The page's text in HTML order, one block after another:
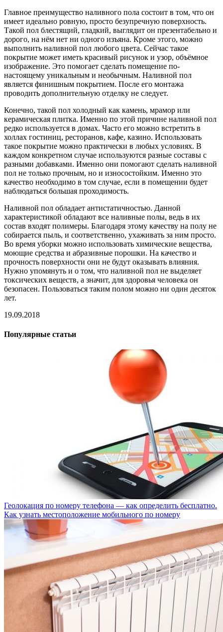
Главное преимущество наливного пола состоит в том, что он
имеет идеально ровную, просто безупречную поверхность.
Такой пол блестящий, гладкий, выглядит он презентабельно и
дорого, на нём нет ни одного изъяна. Кроме этого, можно
выполнить наливной пол любого цвета. Сейчас такое
покрытие может иметь красивый рисунок и узор, объёмное
изображение. Это помогает сделать помещение по-
настоящему уникальным и необычным. Наливной пол
является финишным покрытием. После его монтажа
проводить дополнительную отделку не следует.
Конечно, такой пол холодный как камень, мрамор или
керамическая плитка. Именно по этой причине наливной пол
редко используется в домах. Часто его можно встретить в
холлах гостиниц, ресторанов, кафе, казино. Использовать
такое покрытие можно практически в любых условиях. В
каждом конкретном случае используются разные составы с
разными добавками. Именно они помогают сделать наливной
пол не только прочным, но и износостойким. Именно это
качество необходимо в том случае, если в помещении будет
наблюдаться большая проходимость.
Наливной пол обладает антистатичностью. Данной
характеристикой обладают все наливные полы, ведь в их
состав входят полимеры. Благодаря этому качеству на полу не
собирается пыль, и соответственно, ухаживать за ним просто.
Во время уборки можно использовать химические вещества,
моющие средства и абразивные порошки. На качество и
прочность поверхности они не будут оказывать влияния.
Нужно упомянуть и о том, что наливной пол не выделяет
токсических веществ, а значит, для здоровья человека он
безопасен. Пользоваться таким полом можно ни один десяток
лет.
19.09.2018
Популярные статьи
Геолокация по номеру телефона — как определить бесплатно.
Как узнать местоположение мобильного по номеру